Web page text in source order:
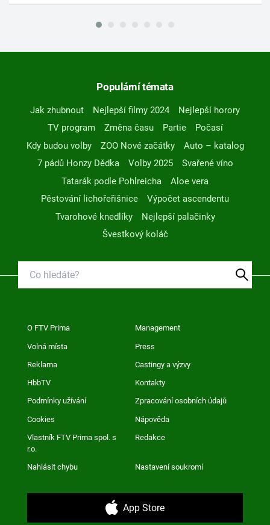
Populární témata
Jak zhubnout Nejlepší filmy 2024
Nejlepší horory
TV program
Změna času Partie
Počasí
Kdy budou volby
ZOO Nové začátky
Auto – katalog
7 pádů Honzy Dědka
Volby 2025
Svařené víno
Tatarák podle Pohlreicha
Aloe vera
Pěstování lichořeřišnice
Výpočet ascendentu
Tvarohové knedlíky
Nejlepší palačinky
Švestkový koláč
O FTV Prima Management
Volná místa Press
Reklama Castingy a výzvy
HbbTV Kontakty
Podmínky užívání Zpracování osobních údajů
Cookies Nápověda
Vlastník FTV Prima spol. s
r.o.
Redakce
Nahlásit chybu Nastavení soukromí
App Store